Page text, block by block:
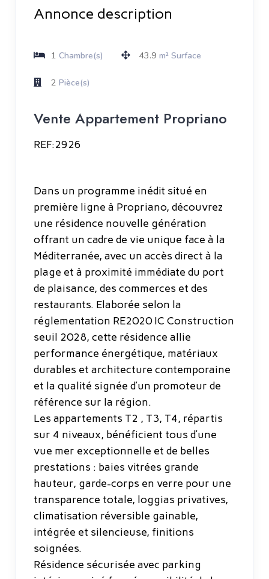
Annonce description
1 Chambre(s) 43.9 m² Surface
2 Pièce(s)
Vente Appartement Propriano
REF:2926
Dans un programme inédit situé en
première ligne à Propriano, découvrez
une résidence nouvelle génération
offrant un cadre de vie unique face à la
Méditerranée, avec un accès direct à la
plage et à proximité immédiate du port
de plaisance, des commerces et des
restaurants. Elaborée selon la
réglementation RE2020 IC Construction
seuil 2028, cette résidence allie
performance énergétique, matériaux
durables et architecture contemporaine
et la qualité signée d’un promoteur de
référence sur la région.
Les appartements T2 , T3, T4, répartis
sur 4 niveaux, bénéficient tous d’une
vue mer exceptionnelle et de belles
prestations : baies vitrées grande
hauteur, garde-corps en verre pour une
transparence totale, loggias privatives,
climatisation réversible gainable,
intégrée et silencieuse, finitions
soignées.
Résidence sécurisée avec parking